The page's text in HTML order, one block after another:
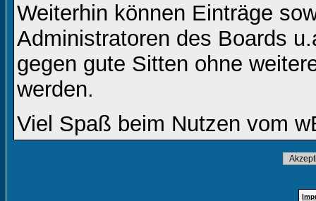
Weiterhin können Einträge
Administratoren des Boards
gegen gute Sitten ohne
werden.
Viel Spaß beim Nutzen vom